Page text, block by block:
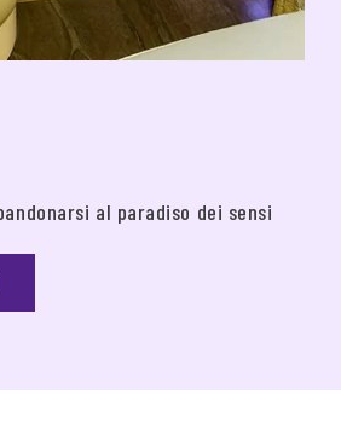
al paradiso dei sensi